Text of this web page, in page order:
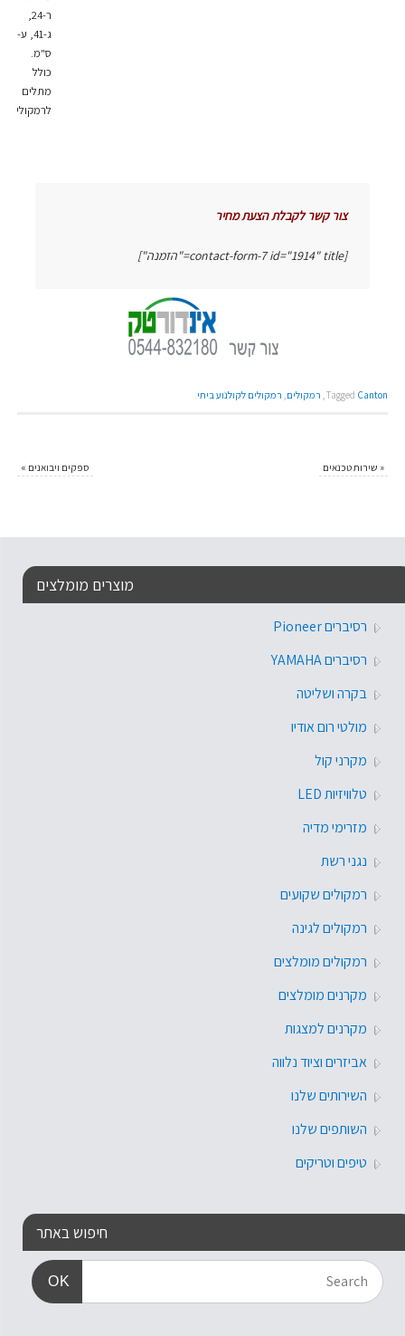
ר-24,
ג-41, ע-42
ס"מ.
כולל
מתלים
לרמקולים.
צור קשר לקבלת הצעת מחיר
[contact-form-7 id="1914" title="הזמנה"]
Tagged Canton רמקולים רמקולים לקולנוע ביתי
« שירות טכנאים ספקים ויבואנים »
מוצרים מומלצים
רסיברים Pioneer
רסיברים YAMAHA
בקרה ושליטה
מולטי רום אודיו
מקרני קול
טלוויזיות LED
מזרימי מדיה
נגני רשת
רמקולים שקועים
רמקולים לגינה
רמקולים מומלצים
מקרנים מומלצים
מקרנים למצגות
אביזרים וציוד נלווה
השירותים שלנו
השותפים שלנו
טיפים וטריקים
חיפוש באתר
OK